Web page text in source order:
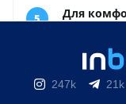
247k 21k